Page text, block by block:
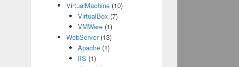
VirtualMachine (10)
VirtualBox (7)
VMWare(1)
WebServer(13)
Apache(1)
IIS (1)